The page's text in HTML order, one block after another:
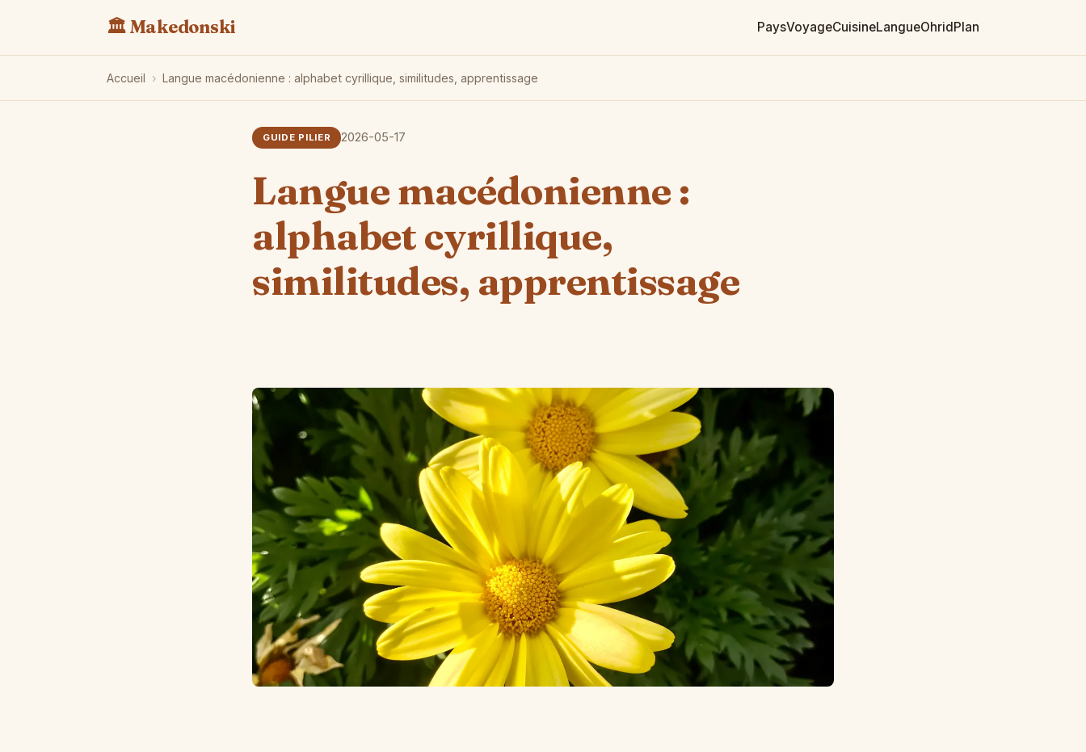
🏛️ Makedonski PaysVoyageCuisineLangueOhridPlan
Accueil › Langue macédonienne : alphabet cyrillique, similitudes, apprentissage
GUIDE PILIER 2026-05-17
Langue macédonienne :
alphabet cyrillique,
similitudes, apprentissage